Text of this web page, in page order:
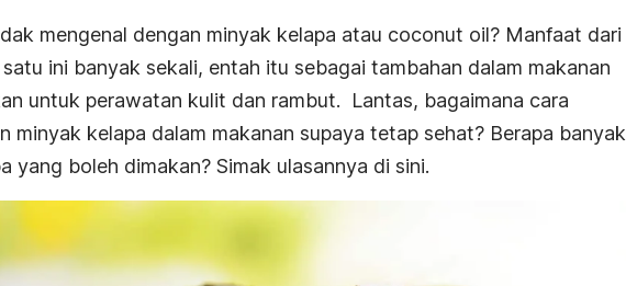
mengenal dengan minyak kelapa atau coconut oil? Manfaat dari
ini banyak sekali, entah itu sebagai tambahan dalam makanan
untuk perawatan kulit dan rambut. Lantas, bagaimana cara
minyak kelapa dalam makanan supaya tetap sehat? Berapa banyak
yang boleh dimakan? Simak ulasannya di sini.